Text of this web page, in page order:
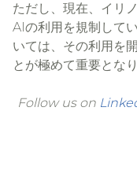
ただし、現在、イリ
AIの利用を規制して
いては、その利用を
とが極めて重要となり
Follow us on